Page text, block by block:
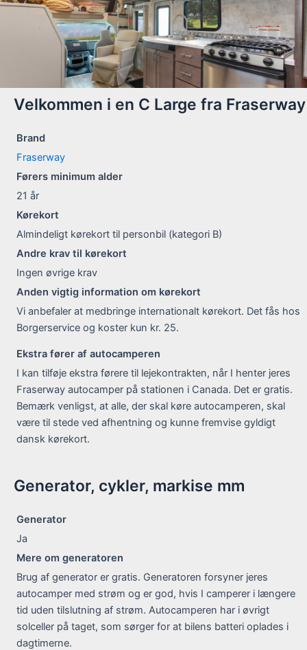
Velkommen i en C Large fra Fraserway
Brand
Fraserway
Førers minimum alder
21 år
Kørekort
Almindeligt kørekort til personbil (kategori B)
Andre krav til kørekort
Ingen øvrige krav
Anden vigtig information om kørekort
Vi anbefaler at medbringe internationalt kørekort. Det fås hos
Borgerservice og koster kun kr. 25.
Ekstra fører af autocamperen
I kan tilføje ekstra førere til lejekontrakten, når I henter jeres
Fraserway autocamper på stationen i Canada. Det er gratis.
Bemærk venligst, at alle, der skal køre autocamperen, skal
være til stede ved afhentning og kunne fremvise gyldigt
dansk kørekort.
Generator, cykler, markise mm
Generator
Ja
Mere om generatoren
Brug af generator er gratis. Generatoren forsyner jeres
autocamper med strøm og er god, hvis I camperer i længere
tid uden tilslutning af strøm. Autocamperen har i øvrigt
solceller på taget, som sørger for at bilens batteri oplades i
dagtimerne.